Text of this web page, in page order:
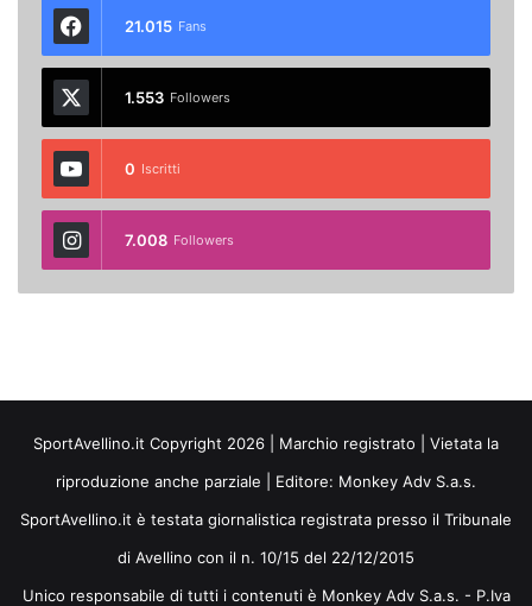
21.015 Fans
1.553 Followers
0 Iscritti
7.008 Followers
SportAvellino.it Copyright 2026 | Marchio registrato | Vietata la
riproduzione anche parziale | Editore: Monkey Adv S.a.s.
SportAvellino.it è testata giornalistica registrata presso il Tribunale
di Avellino con il n. 10/15 del 22/12/2015
Unico responsabile di tutti i contenuti è Monkey Adv S.a.s. - P.Iva